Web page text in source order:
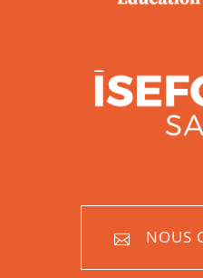
NOUS